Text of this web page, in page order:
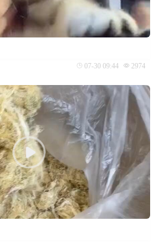
07-30 09:44 2974